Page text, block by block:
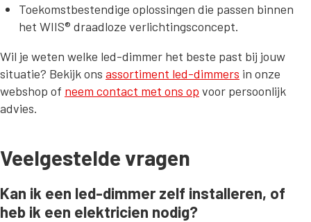
Toekomstbestendige oplossingen die passen binnen
het WIIS® draadloze verlichtingsconcept.
Wil je weten welke led-dimmer het beste past bij jouw
situatie? Bekijk ons assortiment led-dimmers in onze
webshop of neem contact met ons op voor persoonlijk
advies.
Veelgestelde vragen
Kan ik een led-dimmer zelf installeren, of
heb ik een elektricien nodig?